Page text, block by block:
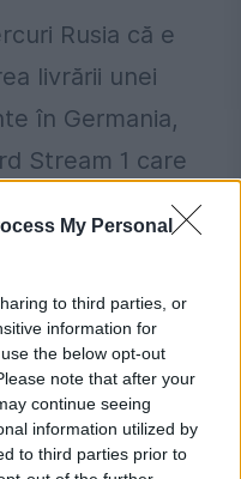
My Personal
to third parties, or
information for
the below opt-out
note that after your
continue seeing
information utilized by
to third parties prior to
Rusia că e
livrării unei
în Germania,
Stream 1 care